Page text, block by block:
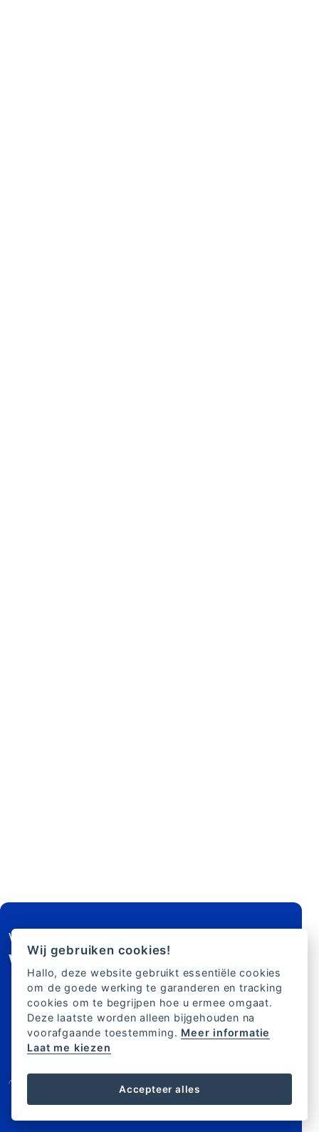
FOOTER
Wil je je abonneren op de nieuwsbrief?
Wij geven u gratis bezorging
Maximaal 2x per week
Al 177 000 mensen geabonneerd
85% van de mensen is langer dan een jaar
geabonneerd
HANDEL
Wij gebruiken cookies!
Hallo, deze website gebruikt essentiële cookies
om de goede werking te garanderen en tracking
cookies om te begrijpen hoe u ermee omgaat.
Deze laatste worden alleen bijgehouden na
voorafgaande toestemming. Meer informatie
Laat me kiezen
Accepteer alles